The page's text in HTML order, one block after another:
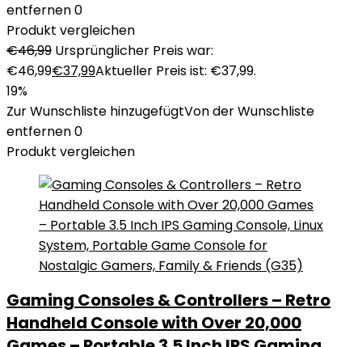
entfernen0
Produkt vergleichen
€46,99 Ursprünglicher Preis war:
€46,99€37,99Aktueller Preis ist: €37,99.
19%
Zur Wunschliste hinzugefügtVon der Wunschliste
entfernen0
Produkt vergleichen
Gaming Consoles & Controllers – Retro
Handheld Console with Over 20,000